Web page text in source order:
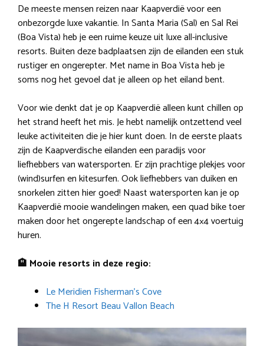
De meeste mensen reizen naar Kaapverdië voor een
onbezorgde luxe vakantie. In Santa Maria (Sal) en Sal Rei
(Boa Vista) heb je een ruime keuze uit luxe all-inclusive
resorts. Buiten deze badplaatsen zijn de eilanden een stuk
rustiger en ongerepter. Met name in Boa Vista heb je
soms nog het gevoel dat je alleen op het eiland bent.
Voor wie denkt dat je op Kaapverdië alleen kunt chillen op
het strand heeft het mis. Je hebt namelijk ontzettend veel
leuke activiteiten die je hier kunt doen. In de eerste plaats
zijn de Kaapverdische eilanden een paradijs voor
liefhebbers van watersporten. Er zijn prachtige plekjes voor
(wind)surfen en kitesurfen. Ook liefhebbers van duiken en
snorkelen zitten hier goed! Naast watersporten kan je op
Kaapverdië mooie wandelingen maken, een quad bike toer
maken door het ongerepte landschap of een 4×4 voertuig
huren.
🏨 Mooie resorts in deze regio:
Le Meridien Fisherman’s Cove
The H Resort Beau Vallon Beach